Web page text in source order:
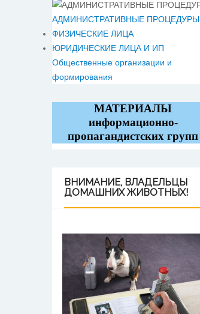
АДМИНИСТРАТИВНЫЕ ПРОЦЕДУРЫ
ФИЗИЧЕСКИЕ ЛИЦА
ЮРИДИЧЕСКИЕ ЛИЦА И ИП
Общественные организации и
формирования
МАТЕРИАЛЫ
информационно-
пропагандистских групп
ВНИМАНИЕ, ВЛАДЕЛЬЦЫ
ДОМАШНИХ ЖИВОТНЫХ!